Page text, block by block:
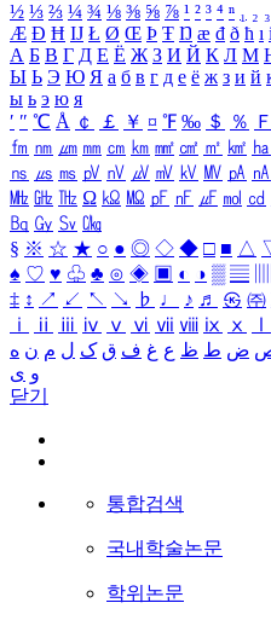
½ ⅓ ⅔ ¼ ¾ ⅛ ⅜ ⅝ ⅞ ¹ ² ³ ⁴ ⁿ ₁ ₂ ₃
Æ Ð Ħ Ĳ Ł Ø Œ Þ Ŧ Ŋ æ đ ð ħ ı
А Б В Г Д Е Ё Ж З И Й К Л М
Ы Ь Э Ю Я а б в г д е ё ж з и й
ы ь э ю я
′ ″ ℃ Å ￠ ￡ ￥ ¤ ℉ ‰ ＄ ％ Ｆ
㎙ ㎚ ㎛ ㎜ ㎝ ㎞ ㎟ ㎠ ㎡ ㎢ ㏊
㎱ ㎲ ㎳ ㎴ ㎵ ㎶ ㎷ ㎸ ㎹ ㎀ ㎁
㎒ ㎓ ㎔ Ω ㏀ ㏁ ㎊ ㎋ ㎌ ㏖ ㏅
㏃ ㏉ ㏜ ㏆
§ ※ ☆ ★ ○ ● ◎ ◇ ◆ □ ■ △
♠ ♡ ♥ ♧ ♣ ⊙ ◈ ▣ ◐ ◑ ▒ ▤
‡ ↕ ↗ ↙ ↖ ↘ ♭ ♩ ♪ ♬ ㉿ ㈜
ⅰ
ⅱ ⅲ ⅳ ⅴ ⅵ ⅶ ⅷ ⅸ ⅹ
ض ط ظ ع غ ف ق ک ل م ن ه
و ی
닫기
통합검색
국내학술논문
학위논문